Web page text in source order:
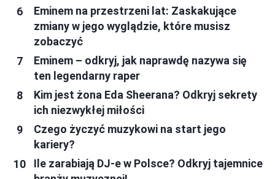
Eminem na przestrzeni lat: Zaskakujące
zmiany w jego wyglądzie, które musisz
zobaczyć
Eminem – odkryj, jak naprawdę nazywa się
ten legendarny raper
Kim jest żona Eda Sheerana? Odkryj sekrety
ich niezwykłej miłości
Czego życzyć muzykowi na start jego
kariery?
Ile zarabiają DJ-e w Polsce? Odkryj tajemnice